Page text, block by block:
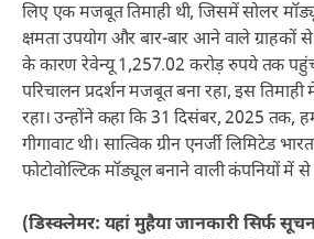
लिए एक मजबूत तिमाही थी, जिसमें सोलर
क्षमता उपयोग और बार-बार आने वाले ग्राहकों
के कारण रेवेन्यू 1,257.02 करोड़ रुपये तक पहुंच
परिचालन प्रदर्शन मजबूत बना रहा, इस
रहा। उन्होंने कहा कि 31 दिसंबर, 2025 तक,
गीगावाट थी। सात्विक ग्रीन एनर्जी लिमिटेड
फोटोवोल्टिक मॉड्यूल बनाने वाली कंपनियों में
(डिस्क्लेमर: यहां मुहैया जानकारी सिर्फ